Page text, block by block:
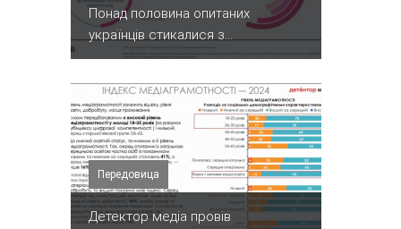
Понад половина опитаних
українців стикалися з...
Передовица
Детектор медіа провів